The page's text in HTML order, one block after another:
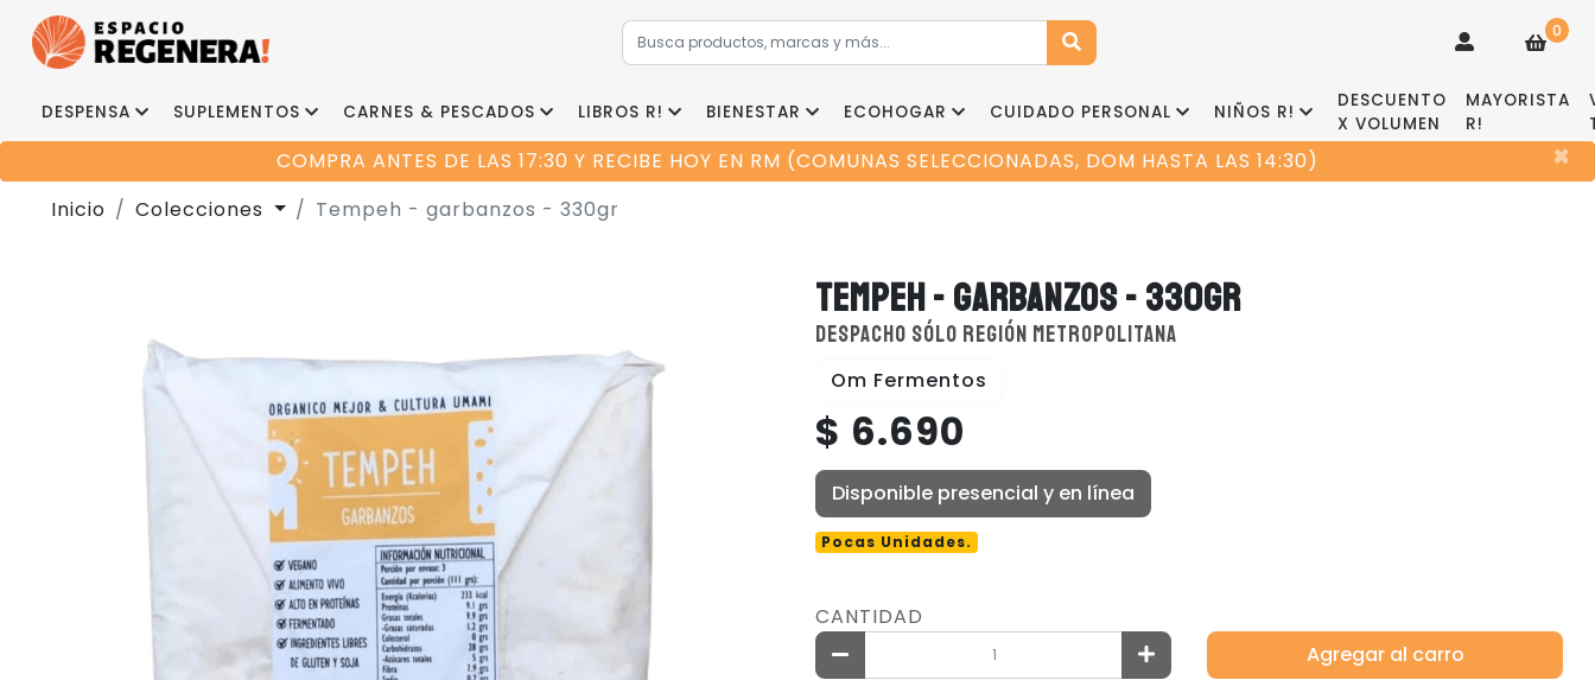
0
DESPENSA SUPLEMENTOS CARNES & PESCADOS LIBROS R! BIENESTAR ECOHOGAR CUIDADO PERSONAL NIÑOS R!
DESCUENTO
X VOLUMEN
MAYORISTA
R!
COMPRA ANTES DE LAS 17:30 Y RECIBE HOY EN RM (COMUNAS SELECCIONADAS, DOM HASTA LAS 14:30) ×
Inicio Colecciones Tempeh - garbanzos - 330gr
TEMPEH - GARBANZOS - 330GR
DESPACHO SÓLO REGIÓN METROPOLITANA
Om Fermentos
$ 6.690
Disponible presencial y en línea
Pocas Unidades.
CANTIDAD
Agregar al carro